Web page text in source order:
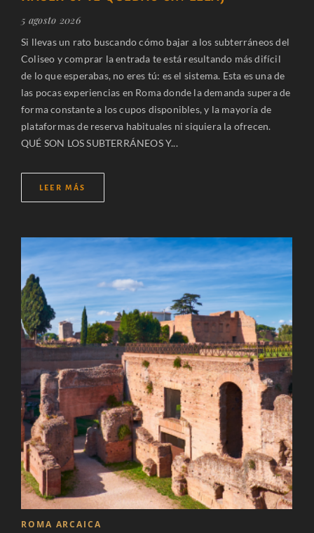
5 agosto 2026
Si llevas un rato buscando cómo bajar a los subterráneos del
Coliseo y comprar la entrada te está resultando más difícil
de lo que esperabas, no eres tú: es el sistema. Esta es una de
las pocas experiencias en Roma donde la demanda supera de
forma constante a los cupos disponibles, y la mayoría de
plataformas de reserva habituales ni siquiera la ofrecen.
QUÉ SON LOS SUBTERRÁNEOS Y...
LEER MÁS
ROMA ARCAICA